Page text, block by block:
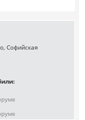
Софийская